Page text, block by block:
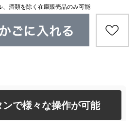
、酒類を除く在庫販売品のみ可能
で様々な操作が可能